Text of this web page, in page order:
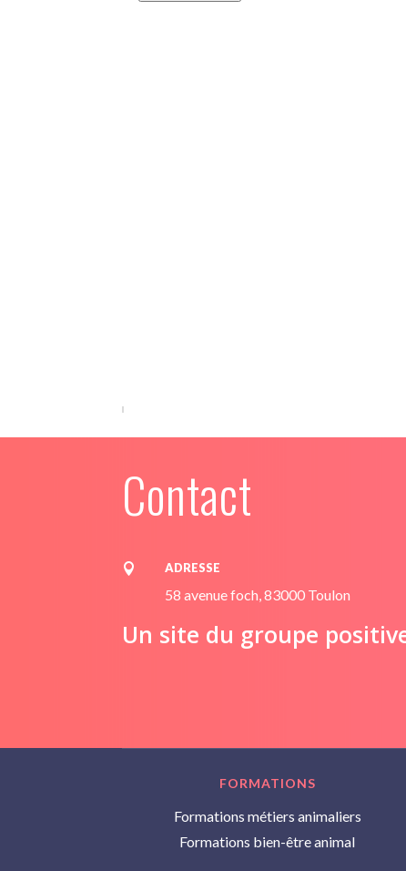
Contact
 ADRESSE
58 avenue foch, 83000 Toulon
Un site du groupe
FORMATIONS
Formations métiers animaliers
Formations bien-être animal